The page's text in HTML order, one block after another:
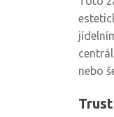
nebo